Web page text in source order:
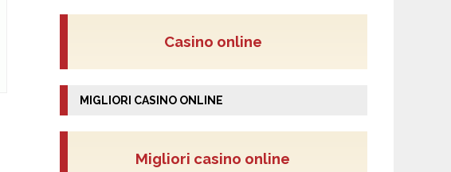
Casino online
MIGLIORI CASINO ONLINE
Migliori casino online